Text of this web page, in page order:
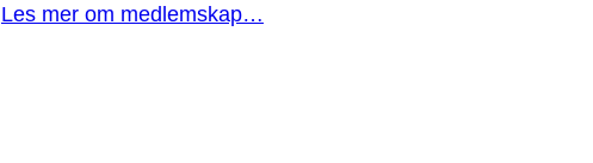
Les mer om medlemskap…